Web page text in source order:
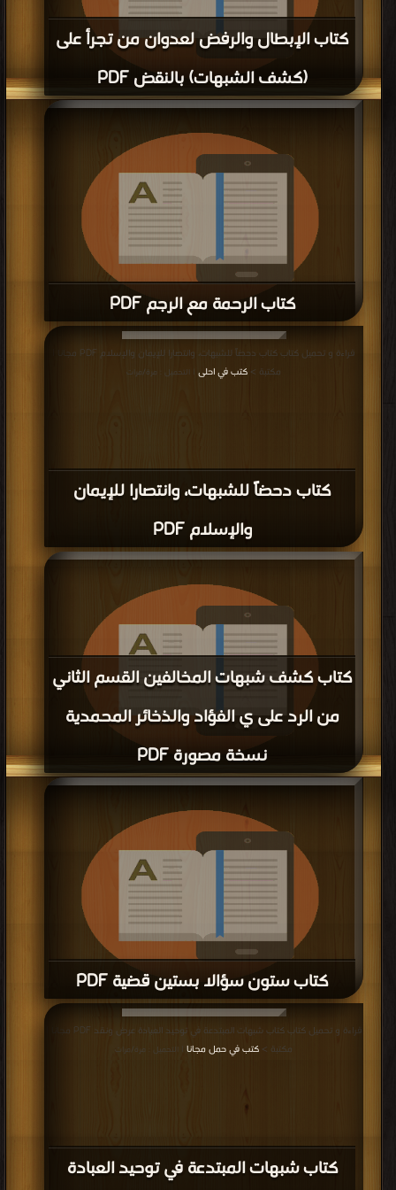
كتاب الإبطال والرفض لعدوان من تجرأ على
(كشف الشبهات) بالنقض PDF
قراءة و تحميل كتاب كتاب الإبطال والرفض لعدوان من تجرأ على (كشف الشبهات)
كتب في اسرع تحميل
كتاب الرحمة مع الرجم PDF
قراءة و تحميل كتاب كتاب الرحمة مع الرجم PDF مجانا | مكتبة >
Download| التحميل : مرة/مرات
كتاب دحضاً للشبهات، وانتصارا للإيمان
والإسلام PDF
قراءة و تحميل كتاب كتاب دحضاً للشبهات، وانتصارا للإيمان والإسلام PDF مجانا |
مكتبة > كتب في احلى | التحميل : مرة/مرات
كتاب كشف شبهات المخالفين القسم الثاني
من الرد على ي الفؤاد والذخائر المحمدية
نسخة مصورة PDF
قراءة و تحميل كتاب كتاب كشف شبهات المخالفين القسم الثاني من الرد على ي
الفؤاد والذخائر المحمدية نسخة مصورة PDF مجانا | مكتبة >
التحميل : مرة/مرات
كتاب ستون سؤالا بستين قضية PDF
قراءة و تحميل كتاب كتاب ستون سؤالا بستين قضية PDF مجانا | مكتبة >
كتب في
اكبر مكتبة| التحميل : مرة/مرات
كتاب شبهات المبتدعة في توحيد العبادة
قراءة و تحميل كتاب كتاب شبهات المبتدعة في توحيد العبادة عرض ونقد PDF مجانا |
مكتبة > كتب في حمل مجانا | التحميل : مرة/مرات